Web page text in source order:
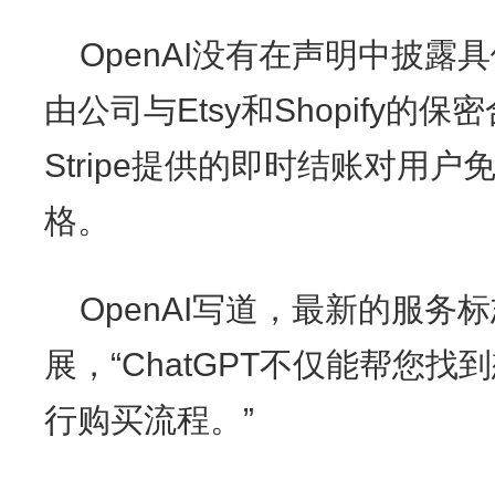
OpenAI没有在声明中披露
由公司与Etsy和Shopify的保
Stripe提供的即时结账对用户
格。
OpenAI写道，最新的服务
展，“ChatGPT不仅能帮您找
行购买流程。”